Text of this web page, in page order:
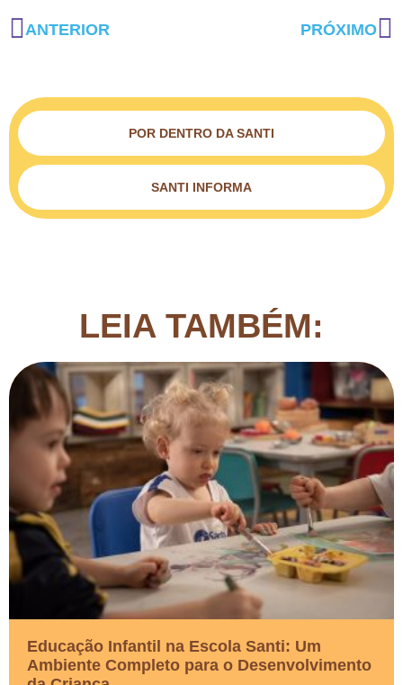
POR DENTRO DA SANTI
SANTI INFORMA
ANTERIOR PRÓXIMO
LEIA TAMBÉM:
Educação Infantil na Escola Santi: Um
Ambiente Completo para o Desenvolvimento